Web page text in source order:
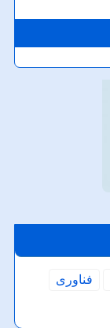
فناوری